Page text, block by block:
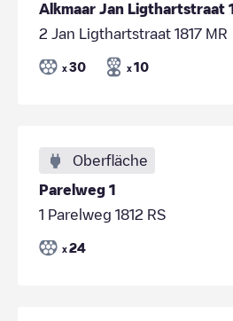
Alkmaar Jan Ligthartstraat 1
2 Jan Ligthartstraat 1817 MR
x 30 x 10
Oberfläche
Parelweg 1
1 Parelweg 1812 RS
x 24